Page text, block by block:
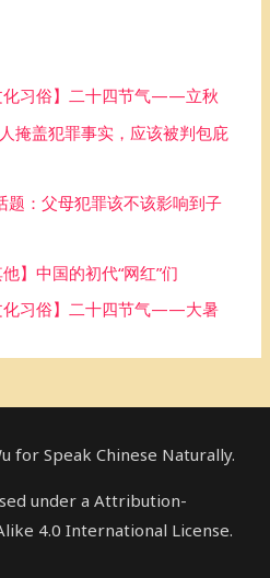
化习俗】二十四节气——立秋
掩盖犯罪事实，应该被判包庇
题：父母犯罪该不该影响到子
】中国的初代“网红”们
化习俗】二十四节气——大暑
for Speak Chinese Naturally.
under a Attribution-
4.0 International License.